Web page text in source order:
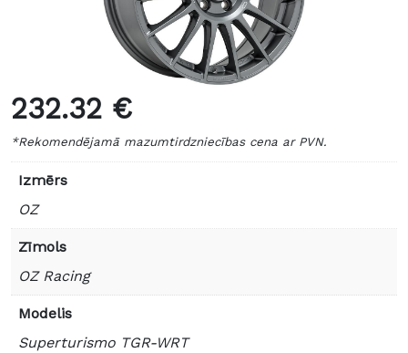
232.32 €
*Rekomendējamā mazumtirdzniecības cena ar PVN.
Izmērs
OZ
Zīmols
OZ Racing
Modelis
Superturismo TGR-WRT